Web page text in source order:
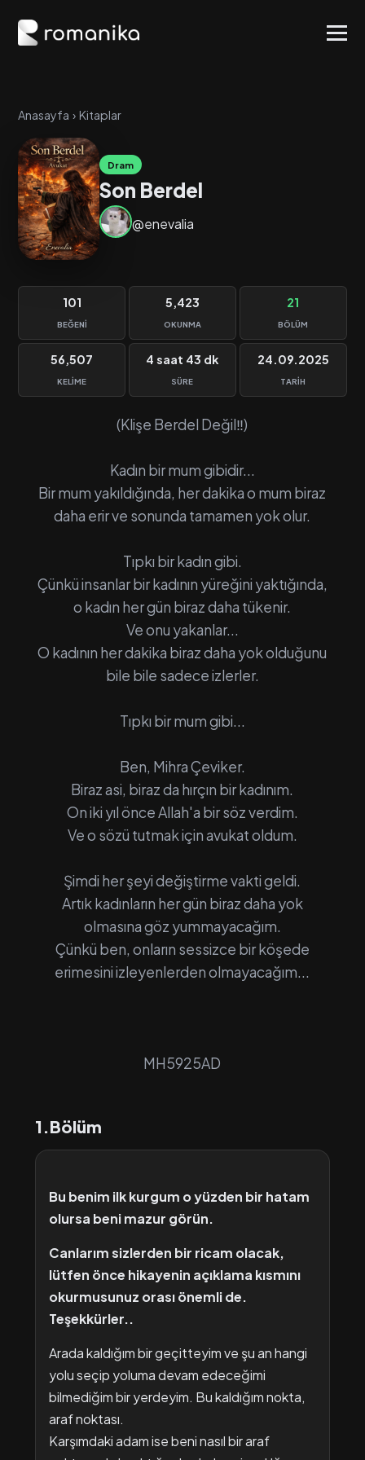
Anasayfa › Kitaplar
Dram
Son Berdel
@enevalia
101
BEĞENI
5,423
OKUNMA
21
BÖLÜM
56,507
KELIME
4 saat 43 dk
SÜRE
24.09.2025
TARIH
(Klişe Berdel Değil‼️)
Kadın bir mum gibidir...
Bir mum yakıldığında, her dakika o mum biraz
daha erir ve sonunda tamamen yok olur.
Tıpkı bir kadın gibi.
Çünkü insanlar bir kadının yüreğini yaktığında,
o kadın her gün biraz daha tükenir.
Ve onu yakanlar...
O kadının her dakika biraz daha yok olduğunu
bile bile sadece izlerler.
Tıpkı bir mum gibi...
Ben, Mihra Çeviker.
Biraz asi, biraz da hırçın bir kadınım.
On iki yıl önce Allah'a bir söz verdim.
Ve o sözü tutmak için avukat oldum.
Şimdi her şeyi değiştirme vakti geldi.
Artık kadınların her gün biraz daha yok
olmasına göz yummayacağım.
Çünkü ben, onların sessizce bir köşede
erimesini izleyenlerden olmayacağım...
MH5925AD
1.Bölüm
Bu benim ilk kurgum o yüzden bir hatam
olursa beni mazur görün.
Canlarım sizlerden bir ricam olacak,
lütfen önce hikayenin açıklama kısmını
okurmusunuz orası önemli de.
Teşekkürler..
Arada kaldığım bir geçitteyim ve şu an hangi
yolu seçip yoluma devam edeceğimi
bilmediğim bir yerdeyim. Bu kaldığım nokta,
araf noktası.
Karşımdaki adam ise beni nasıl bir araf